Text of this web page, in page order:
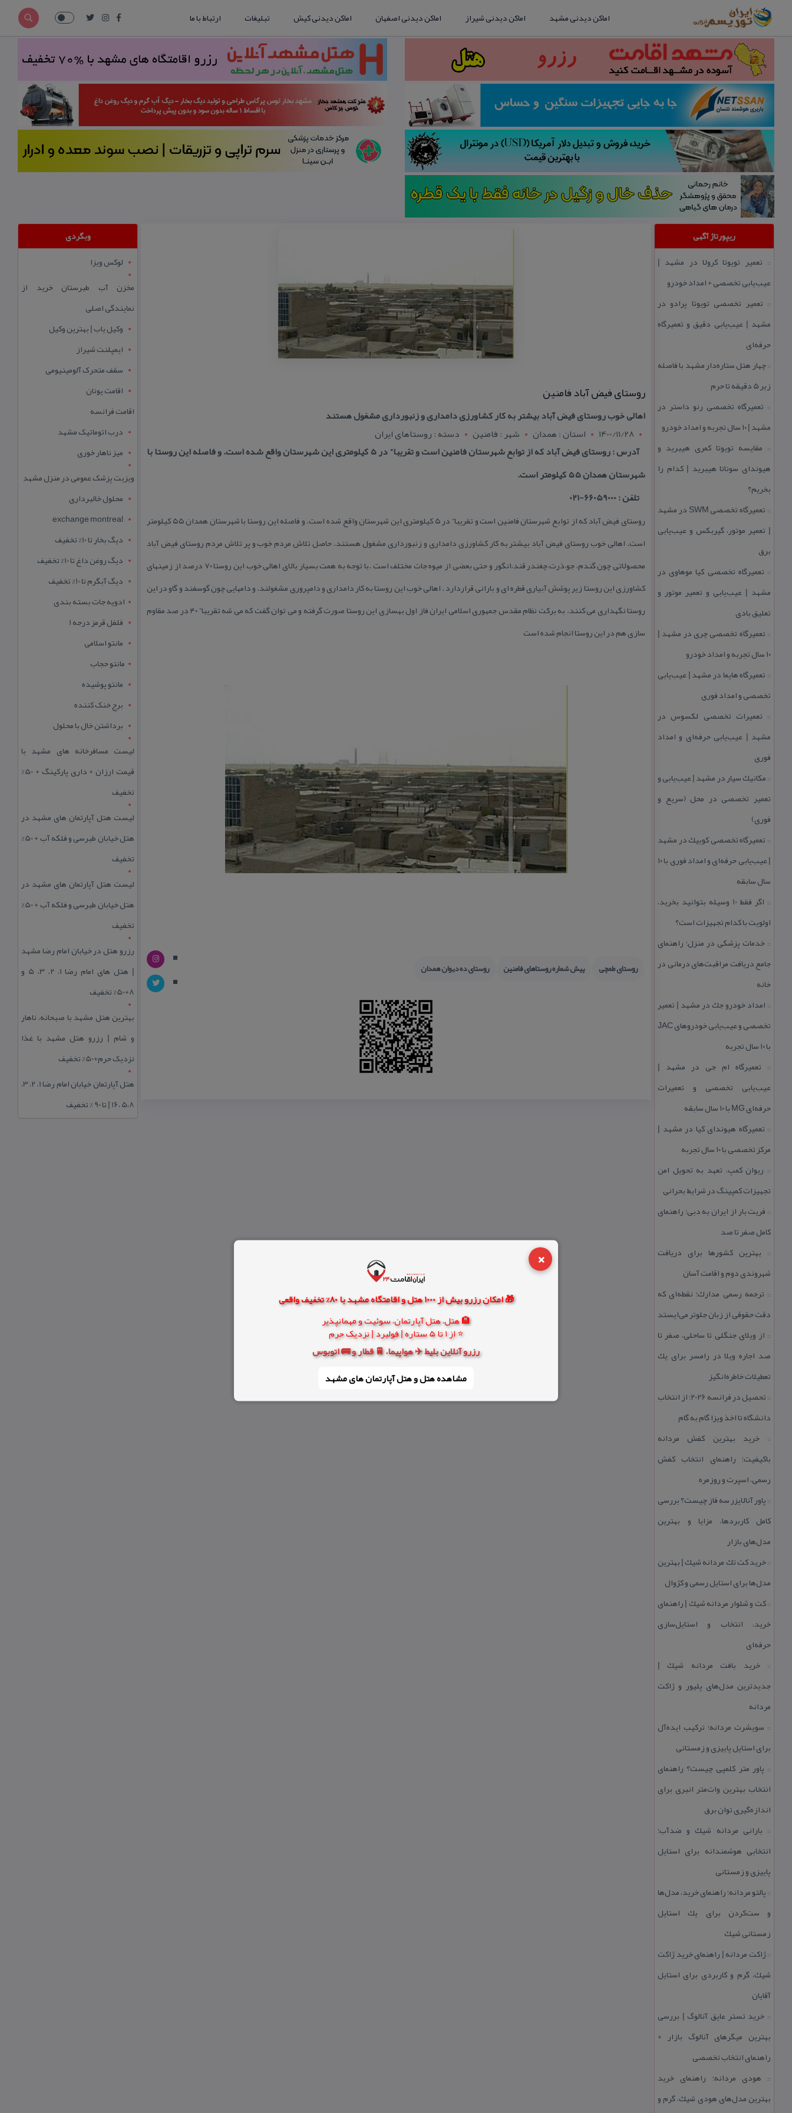
×
🎁 امکان رزرو بیش از 1000 هتل و اقامتگاه مشهد با 80% تخفیف واقعی
🏨 هتل، هتل آپارتمان، سوئیت و مهمانپذیر
⭐ از 1 تا 5 ستاره | فولبرد | نزدیک حرم
رزرو آنلاین بلیط ✈️ هواپیما، 🚆 قطار و 🚌 اتوبوس
مشاهده هتل و هتل‌ آپارتمان های مشهد
اماکن دیدنی مشهد اماکن دیدنی شیراز اماکن دیدنی اصفهان اماکن دیدنی کیش تبلیغات ارتباط با ما
ریپورتاژ آگهی
:: تعمیر تویوتا كرولا در مشهد |
عیب‌یابی تخصصی + امداد خودرو
:: تعمیر تخصصی تویوتا پرادو در
مشهد | عیب‌یابی دقیق و تعمیرگاه
حرفه‌ای
::چهار هتل‌ ستاره‌دار مشهد با فاصله
زیر 5 دقیقه تا حرم
:: تعمیرگاه تخصصی رنو داستر در
مشهد | ۱۰ سال تجربه و امداد خودرو
:: مقایسه تویوتا كمری هیبرید و
هیوندای سوناتا هیبرید | كدام را
بخریم؟
::
تعمیرگاه تخصصی SWM در مشهد
| تعمیر موتور، گیربكس و عیب‌یابی
برق
:: تعمیرگاه تخصصی كیا موهاوی در
مشهد | عیب‌یابی و تعمیر موتور و
تعلیق بادی
:: تعمیرگاه تخصصی چری در مشهد |
۱۰ سال تجربه و امداد خودرو
:: تعمیرگاه هایما در مشهد | عیب‌یابی
تخصصی و امداد فوری
:: تعمیرات تخصصی لكسوس در
مشهد | عیب‌یابی حرفه‌ای و امداد
فوری
:: مكانیك سیار در مشهد | عیب‌یابی و
تعمیر تخصصی در محل (سریع و
فوری)
:: تعمیرگاه تخصصی كوییك در مشهد
| عیب‌یابی حرفه‌ای و امداد فوری با ۱۰
سال سابقه
::
اگر فقط 10 وسیله بتوانید بخرید،
اولویت با كدام تجهیزات است؟
:: خدمات پزشكی در منزل؛ راهنمای
جامع دریافت مراقبت‌های درمانی در
خانه
:: امداد خودرو جك در مشهد | تعمیر
تخصصی و عیب‌یابی خودروهای JAC
با ۱۰ سال تجربه
:: تعمیرگاه ام جی در مشهد |
عیب‌یابی تخصصی و تعمیرات
حرفه‌ای MG با ۱۰ سال سابقه
:: تعمیرگاه هیوندای كیا در مشهد |
مركز تخصصی با ۱۰ سال تجربه
:: ریوان كمپ، تعهد به تحویل امن
تجهیزات كمپینگ در شرایط بحرانی
:: فریت بار از ایران به دبی؛ راهنمای
كامل صفر تا صد
:: بهترین كشورها برای دریافت
شهروندی دوم و اقامت آسان
:: ترجمه رسمی مدارك؛ نقطه‌ای كه
دقت حقوقی از زبان جلوتر می‌ایستد
:: از ویلای جنگلی تا ساحلی، صفر تا
صد اجاره ویلا در رامسر برای یك
تعطیلات خاطره‌انگیز
::
تحصیل در فرانسه 2026؛ از انتخاب
دانشگاه تا اخذ ویزا گام به گام
::خرید بهترین كفش مردانه
باكیفیت؛ راهنمای انتخاب كفش
رسمی، اسپرت و روزمره
:: پاور آنالایزر سه فاز چیست؟ بررسی
كامل كاربردها، مزایا و بهترین
مدل‌های بازار
::خرید كت تك مردانه شیك | بهترین
مدل‌ها برای استایل رسمی و كژوال
::كت و شلوار مردانه شیك | راهنمای
خرید، انتخاب و استایل‌سازی
حرفه‌ای
::خرید بافت مردانه شیك |
جدیدترین مدل‌های پلیور و ژاكت
مردانه
:: سویشرت مردانه؛ تركیب ایده‌آل
برای استایل پاییزی و زمستانی
:: پاور متر كلمپی چیست؟ راهنمای
انتخاب بهترین وات‌متر انبری برای
اندازه‌گیری توان برق
:: بارانی مردانه شیك و ضدآب؛
انتخابی هوشمندانه برای استایل
پاییزی و زمستانی
:: پالتو مردانه؛ راهنمای خرید، مدل‌ها
و ست‌كردن برای یك استایل
زمستانی شیك
::ژاكت مردانه | راهنمای خرید ژاكت
شیك، گرم و كاربردی برای استایل
آقایان
:: خرید تستر عایق آنالوگ | بررسی
بهترین میگرهای آنالوگ بازار +
راهنمای انتخاب تخصصی
:: هودی مردانه؛ راهنمای خرید
بهترین مدل‌های هودی شیك، گرم و
روستای فیض آباد فامنین
اهالی خوب روستای فیض آباد بیشتر به كار كشاورزی دامداری و زنبورداری مشغول هستند
1400/11/28
استان : همدان شهر : فامنین
دسته : روستاهای ایران
آدرس : روستای فیض آباد كه از توابع شهرستان فامنین است و تقریبا” در ۵ كیلومتری این شهرستان واقع شده است. و فاصله این روستا با
شهرستان همدان ۵۵ كیلومتر است.
تلفن : 66059000-021
روستای فیض آباد كه از توابع شهرستان فامنین است و تقریبا” در ۵ كیلومتری این شهرستان واقع شده است. و فاصله این روستا با شهرستان همدان ۵۵ كیلومتر
است. اهالی خوب روستای فیض آباد بیشتر به كار كشاورزی دامداری و زنبورداری مشغول هستند. حاصل تلاش مردم خوب و پر تلاش مردم روستای فیض آباد
محصولاتی چون گندم، جو،ذرت،چغندر قند،انگور و حتی بعضی از میوه جات مختلف است .با توجه به همت بسیار بالای اهالی خوب این روستا ۷۰ درصد از زمینهای
كشاورزی این روستا زیر پوشش آبیاری قطره ای و بارانی قراردارد . اهالی خوب این روستا به كار دامداری و دامپروری مشغولند. و دامهایی چون گوسفند و گاو در این
روستا نگهداری می كنند. به بركت نظام مقدس جمهوری اسلامی ایران فاز اول بهسازی این روستا صورت گرفته و می توان گفت كه می شه تقریبا” ۴۰ در صد مقاوم
سازی هم در این روستا انجام شده است
روستای طمچی پیش شماره روستاهای فامنین روستای ده دیوان همدان
وبگردی
لوکس ویزا
مخزن آب طبرستان خرید از
نمایندگی اصلی
وکیل یاب | بهترین وکیل
ایمپلنت شیراز
سقف متحرک آلومینیومی
اقامت یونان
اقامت فرانسه
درب اتوماتیک مشهد
میز ناهار خوری
ویزیت پزشک عمومی در منزل مشهد
محلول خالبرداری
exchange montreal
دیگ بخار تا 10% تخفیف
دیگ روغن داغ تا 10% تخفیف
دیگ آبگرم تا 10% تخفیف
ادویه جات بسته بندی
فلفل قرمز درجه 1
مانتو اسلامی
مانتو حجاب
مانتو پوشیده
برج خنک کننده
برداشتن خال با محلول
لیست مسافرخانه های مشهد با
قیمت ارزان + داری پارکینگ + 50%
تخفیف
لیست هتل آپارتمان های مشهد در
هتل خیابان طبرسی و فلکه آب + 50%
تخفیف
لیست هتل آپارتمان های مشهد در
هتل خیابان طبرسی و فلکه آب + 50%
تخفیف
رزرو هتل در خیابان امام رضا مشهد
| هتل‌ های امام رضا 1، 2، 3، 5 و
8+50% تخفیف
بهترین هتل مشهد با صبحانه، ناهار
و شام | رزرو هتل مشهد با غذا
نزدیک حرم+50% تخفیف
هتل آپارتمان خیابان امام رضا 1، 2، 3،
5،8 ،16 | تا 90 % تخفیف